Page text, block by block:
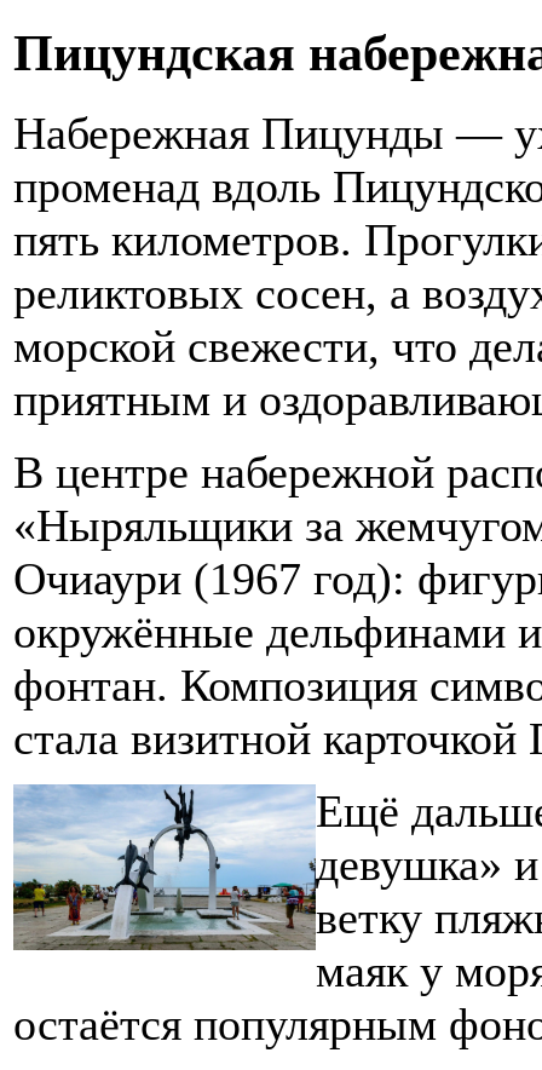
Пицундская
Набережная Пицунды —
променад вдоль
пять километров.
реликтовых сосен, а
морской свежести, что
приятным и
В центре набережной
«Ныряльщики за
Очиаури (1967 год):
окружённые дельфинами
фонтан. Композиция
стала визитной
Ещё
девушка»
ветку
маяк у
остаётся популярным